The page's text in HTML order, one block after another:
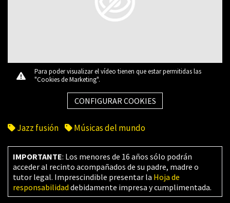
Para poder visualizar el vídeo tienen que estar permitidas las
"Cookies de Marketing".
CONFIGURAR COOKIES
Jazz fusión Músicas del mundo
IMPORTANTE: Los menores de 16 años sólo podrán
acceder al recinto acompañados de su padre, madre o
tutor legal. Imprescindible presentar la Hoja de
responsabilidad debidamente impresa y cumplimentada.